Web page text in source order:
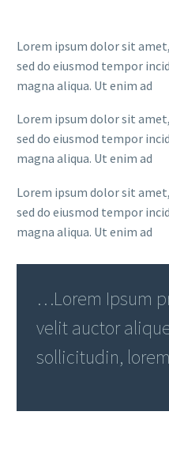
Lorem ipsum dolor sit
sed do eiusmod tempor
magna aliqua. Ut enim ad
Lorem ipsum dolor sit
sed do eiusmod tempor
magna aliqua. Ut enim ad
Lorem ipsum dolor sit
sed do eiusmod tempor
magna aliqua. Ut enim ad
…Lorem Ipsum
velit auctor
sollicitudin,